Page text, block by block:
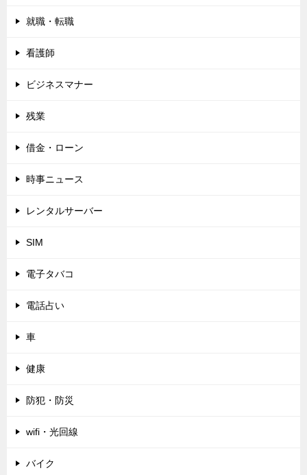
就職・転職
看護師
ビジネスマナー
残業
借金・ローン
時事ニュース
レンタルサーバー
SIM
電子タバコ
電話占い
車
健康
防犯・防災
wifi・光回線
バイク